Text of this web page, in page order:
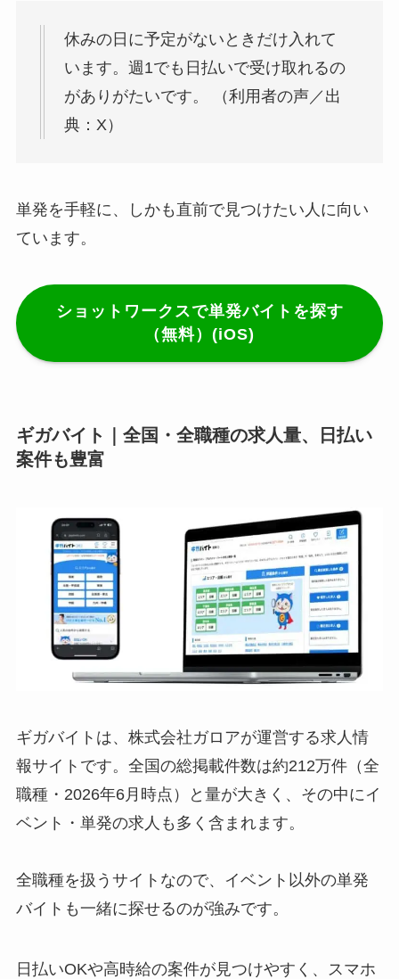
休みの日に予定がないときだけ入れて
います。週1でも日払いで受け取れるの
がありがたいです。 （利用者の声／出
典：X）
単発を手軽に、しかも直前で見つけたい人に向い
ています。
ショットワークスで単発バイトを探す
（無料）(iOS)
ギガバイト｜全国・全職種の求人量、日払い
案件も豊富
ギガバイトは、株式会社ガロアが運営する求人情
報サイトです。全国の総掲載件数は約212万件（全
職種・2026年6月時点）と量が大きく、その中にイ
ベント・単発の求人も多く含まれます。
全職種を扱うサイトなので、イベント以外の単発
バイトも一緒に探せるのが強みです。
日払いOKや高時給の案件が見つけやすく、スマホ